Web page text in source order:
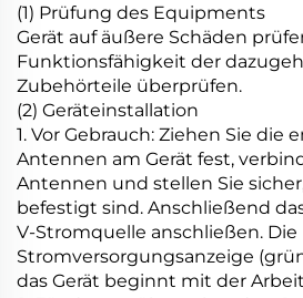
(1) Prüfung des Equipments
Gerät auf äußere Schäden
Funktionsfähigkeit der
Zubehörteile überprüfen.
(2) Geräteinstallation
1. Vor Gebrauch: Ziehen Sie die
Antennen am Gerät fest,
Antennen und stellen Sie
befestigt sind. Anschließend
V-Stromquelle anschließen. Die
Stromversorgungsanzeige
das Gerät beginnt mit der